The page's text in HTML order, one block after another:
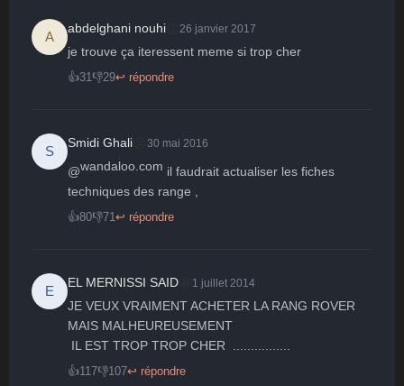
A
abdelghani nouhi 26 janvier 2017
je trouve ça iteressent meme si trop cher
👍31 👎29↩ répondre
S
Smidi Ghali 30 mai 2016
@wandaloo.com il faudrait actualiser les fiches
techniques des range ,
👍80👎71 ↩ répondre
E
EL MERNISSI SAID 1 juillet 2014
JE VEUX VRAIMENT ACHETER LA RANG ROVER
MAIS MALHEUREUSEMENT
IL EST TROP TROP CHER  ................
👍117👎107↩ répondre